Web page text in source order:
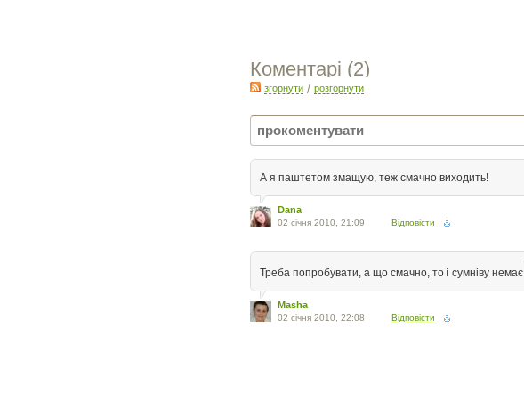
Коментарі (2)
згорнути/ розгорнути
А я паштетом змащую, теж смачно виходить!
Dana
02 січня 2010, 21:09 Відповісти
Треба попробувати, а що смачно, то і сумніву немає.
Masha
02 січня 2010, 22:08 Відповісти